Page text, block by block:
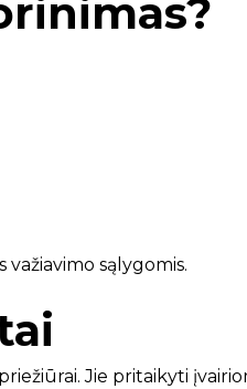
sąlygomis.
Jie pritaikyti